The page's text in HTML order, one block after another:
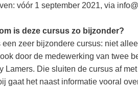
vóór 1 september 2021, via
is deze cursus zo bijzonder?
een zeer bijzondere cursus: niet
door de medewerking van twee
Lamers. Die sluiten de cursus af
gaat het naast informatie vooral